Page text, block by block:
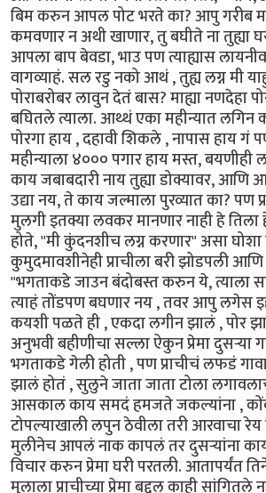
बिम करुन आपल पोट भरते का? आपु गरीब
कमवणार न अथी खाणार, तु बघीते ना तुह्या
आपला बाप बेवडा, भाउ पण त्याह्यास
वागव्याहं. सल रडु नको आथं , तुह्य लग्न मी
पोराबरोबर लावुन देतं बास? माह्या नणदेहा
बघितले त्याला. आथ्थं एका महीन्यात
पोरगा हाय , दहावी शिकले , नापास हाय गं
महीन्याला ४००० पगार हाय मस्त, बयणीही
काय जबाबदारी नाय तुह्या डोक्यावर,
उद्या नय, ते काय जल्माला पुरव्यात का? पण
मुलगी इतक्या लवकर मानणार नाही हे
होते, "मी कुंदनशीच लग्न करणार" असा घोशा
कुमुदमावशीनेही प्राचीला बरी झोडपली
"भगताकडे जाउन बंदोबस्त करुन ये, त्याला
त्याहं तोंडपण बघणार नय , तवर आपु लगेस
कयशी पळते ही , एकदा लगीन झालं , पोर
अनुभवी बहीणीचा सल्ला ऐकुन प्रेमा दुसर्‍या
भगताकडे गेली होती , पण प्राचीचं लफडं
झालं होतं , सुलुने जाता जाता टोला
आसकाल काय समदं हमजते जकल्यांना ,
टोपल्याखाली लपुन ठेवीला तरी आरवाचा
मुलीनेच आपलं नाक कापलं तर दुसर्‍यांना
विचार करुन प्रेमा घरी परतली. आतापर्यंत
मुलाला प्राचीच्या प्रेमा बद्द्ल काही सांगितले